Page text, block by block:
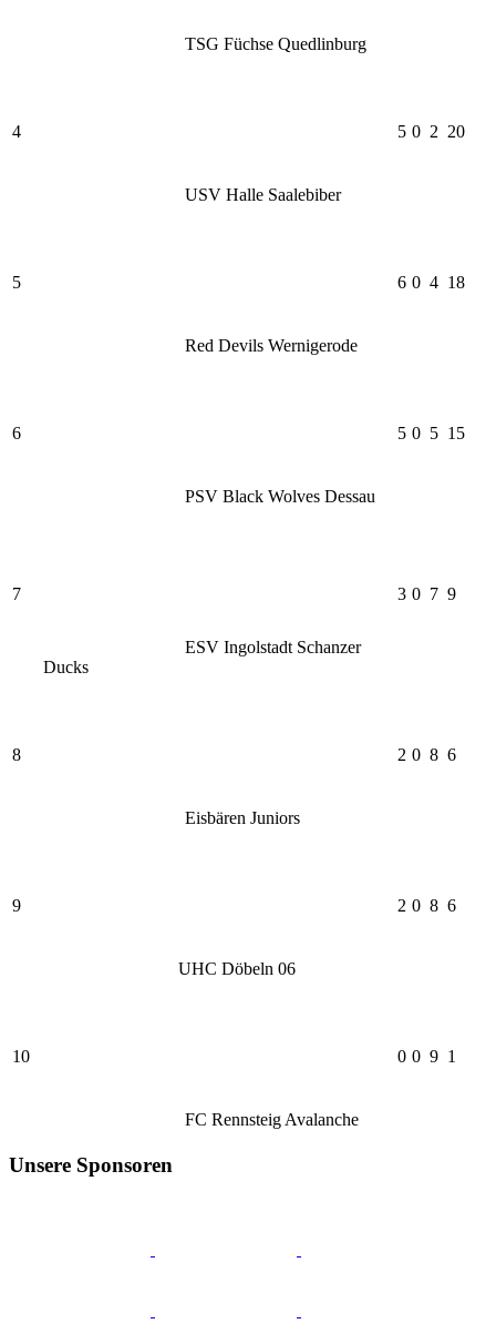
TSG Füchse Quedlinburg
4
USV Halle Saalebiber
5 0 2 20
5
Red Devils Wernigerode
6 0 4 18
6
PSV Black Wolves Dessau
5 0 5 15
7
ESV Ingolstadt Schanzer
Ducks
3 0 7 9
8
Eisbären Juniors
2 0 8 6
9
UHC Döbeln 06
2 0 8 6
10
FC Rennsteig Avalanche
0 0 9 1
Unsere Sponsoren